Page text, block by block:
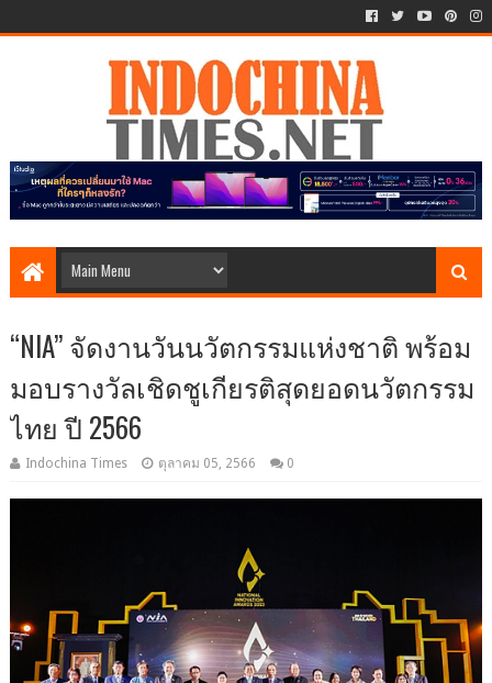
“NIA” จัดงานวันนวัตกรรมแห่งชาติ พร้อม
มอบรางวัลเชิดชูเกียรติสุดยอดนวัตกรรม
ไทย ปี 2566
Indochina Times ตุลาคม 05, 2566 0